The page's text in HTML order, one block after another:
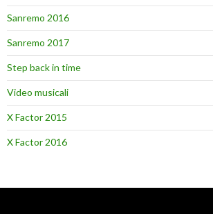
Sanremo 2016
Sanremo 2017
Step back in time
Video musicali
X Factor 2015
X Factor 2016